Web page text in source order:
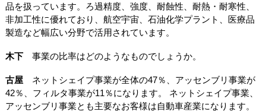
品を扱っています。ろ過精度、強度、耐蝕性、耐熱・耐寒性、
非加工性に優れており、航空宇宙、石油化学プラント、医療品
製造など幅広い分野で活用されています。
木下事業の比率はどのようなものでしょうか。
古屋ネットシェイプ事業が全体の47％、アッセンブリ事業が
42％、フィルタ事業が11％になります。 ネットシェイプ事業、
アッセンブリ事業とも主要なお客様は自動車産業になります。